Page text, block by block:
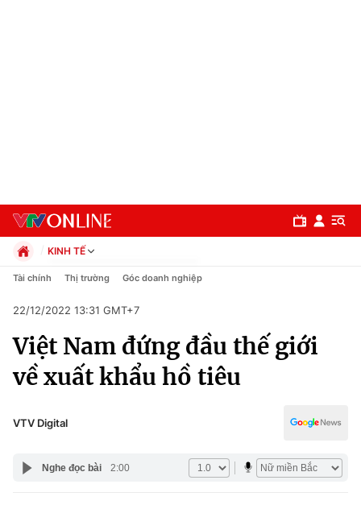
Chuyên mục
Chính trị
Pháp luật
KINH TẾ
Chính trị
Pháp luật
Kinh tế
Thể thao
Truyền hình
Y tế
Công nghệ
Tài chính Thị trường Góc doanh nghiệp
22/12/2022 13:31 GMT+7
Việt Nam đứng đầu thế giới
về xuất khẩu hồ tiêu
VTV Digital
Nghe đọc bài 2:00